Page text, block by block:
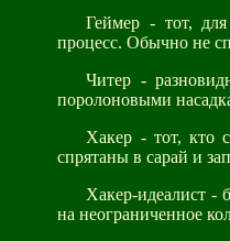
Геймер - тот,
процесс. Обычно не
Читер -
поролоновыми
Хакер - тот, кто
спрятаны в сарай и
Хакер-идеалист -
на неограниченное